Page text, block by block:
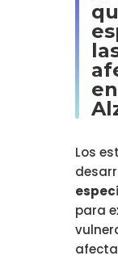
Los
para